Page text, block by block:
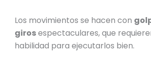
Los movimientos se hacen con
girosespectaculares, que
habilidad para ejecutarlos bien.